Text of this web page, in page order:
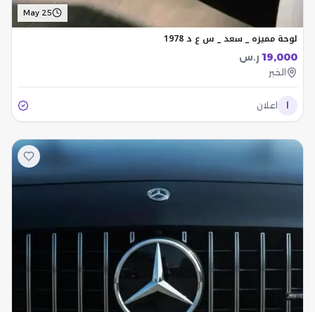
May 25
لوحة مميزه _ سعد _ س ع د 1978
19,000 ر.س
الخبر
ا اعلان